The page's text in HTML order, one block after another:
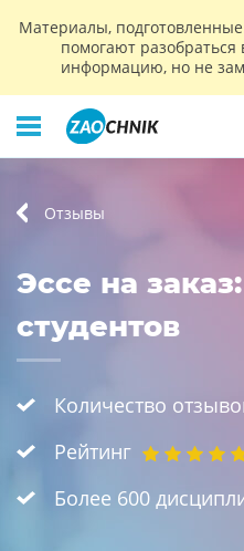
Материалы, подготовленные
помогают
информацию, но не
Отзывы
Эссе на
студентов
Количество
Рейтинг
Более 600